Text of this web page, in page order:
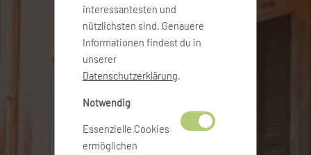
interessantesten und
nützlichsten sind. Genauere
Informationen findest du in
unserer
Datenschutzerklärung.
Notwendig
Essenzielle Cookies
ermöglichen